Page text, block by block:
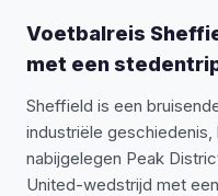
Voetbalreis
met een
Sheffield is een
industriële geschiedenis,
nabijgelegen Peak
United-wedstrijd met